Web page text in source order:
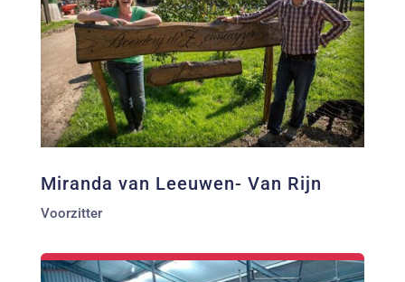
Miranda van Leeuwen- Van Rijn
Voorzitter